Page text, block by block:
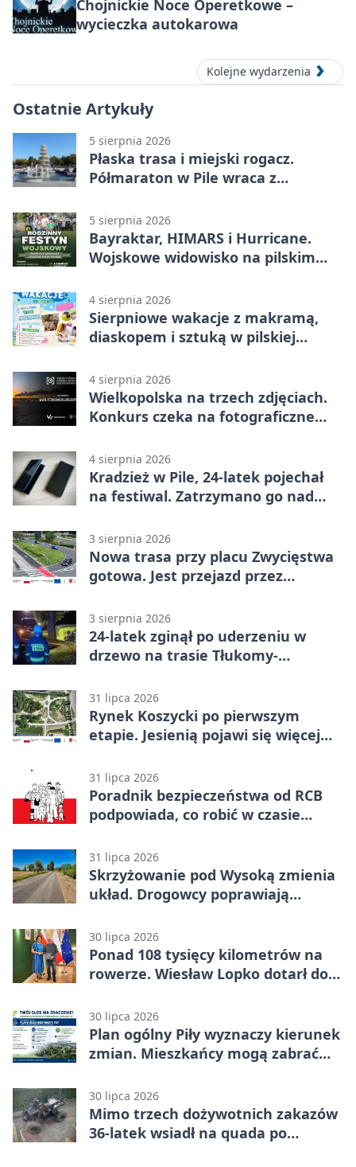
Chojnickie Noce Operetkowe –
wycieczka autokarowa
Kolejne wydarzenia
Ostatnie Artykuły
5 sierpnia 2026
Płaska trasa i miejski rogacz.
Półmaraton w Pile wraca z
5 sierpnia 2026
Bayraktar, HIMARS i Hurricane.
Wojskowe widowisko na pilskim
4 sierpnia 2026
Sierpniowe wakacje z makramą,
diaskopem i sztuką w pilskiej
4 sierpnia 2026
Wielkopolska na trzech zdjęciach.
Konkurs czeka na fotograficzne
4 sierpnia 2026
Kradzież w Pile, 24-latek pojechał
na festiwal. Zatrzymano go nad
3 sierpnia 2026
Nowa trasa przy placu Zwycięstwa
gotowa. Jest przejazd przez
3 sierpnia 2026
24-latek zginął po uderzeniu w
drzewo na trasie Tłukomy-
31 lipca 2026
Rynek Koszycki po pierwszym
etapie. Jesienią pojawi się więcej
31 lipca 2026
Poradnik bezpieczeństwa od RCB
podpowiada, co robić w czasie
31 lipca 2026
Skrzyżowanie pod Wysoką zmienia
układ. Drogowcy poprawiają
30 lipca 2026
Ponad 108 tysięcy kilometrów na
rowerze. Wiesław Lopko dotarł do
30 lipca 2026
Plan ogólny Piły wyznaczy kierunek
zmian. Mieszkańcy mogą zabrać
30 lipca 2026
Mimo trzech dożywotnich zakazów
36-latek wsiadł na quada po